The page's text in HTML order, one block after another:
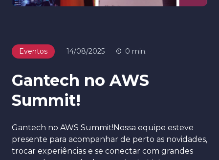
Eventos 14/08/2025 0 min.
Gantech no AWS
Summit!
Gantech no AWS Summit!Nossa equipe esteve
presente para acompanhar de perto as novidades,
trocar experiências e se conectar com grandes